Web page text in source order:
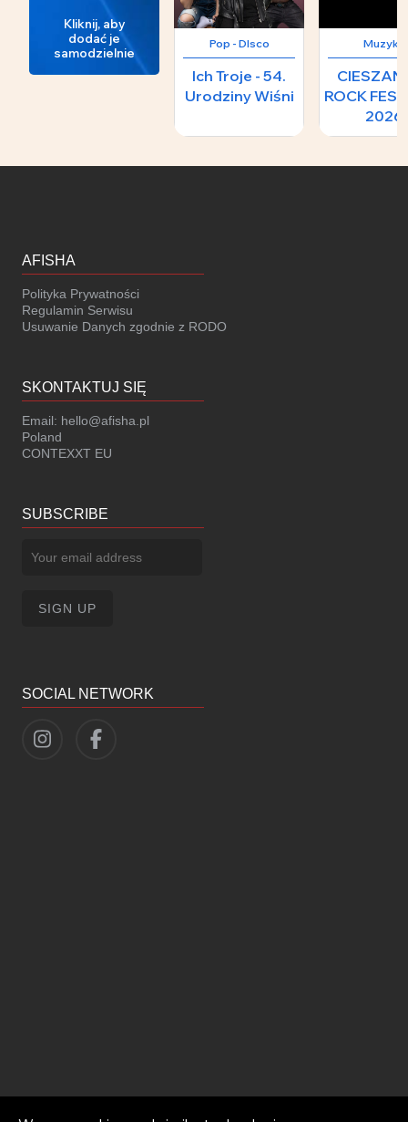
Kliknij, aby
dodać je
samodzielnie
Pop - DIsco
Ich Troje - 54.
Urodziny Wiśni
Muzyka
ROCK
2026
AFISHA
Polityka Prywatności
Regulamin Serwisu
Usuwanie Danych zgodnie z RODO
SKONTAKTUJ SIĘ
Email: hello@afisha.pl
Poland
CONTEXXT EU
SUBSCRIBE
SOCIAL NETWORK